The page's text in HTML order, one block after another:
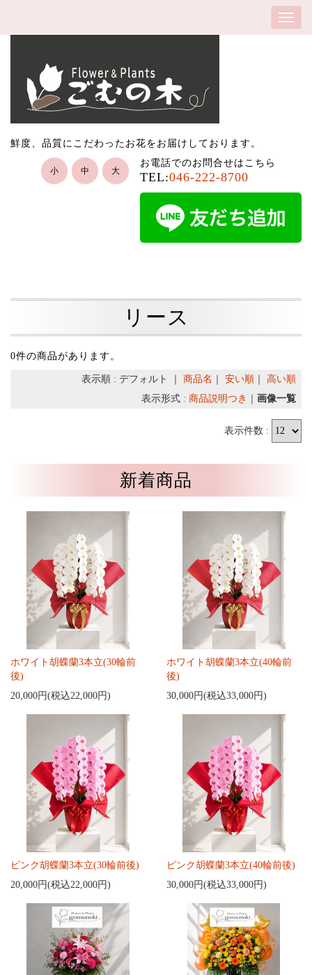
鮮度、品質にこだわったお花をお届けしております。
お電話でのお問合せはこちら
TEL:046-222-8700
小 中 大
リース
0件の商品があります。
表示順 : デフォルト ｜ 商品名 安い順
高い順
表示形式 : 商品説明つき 画像一覧
表示件数 :
新着商品
ホワイト胡蝶蘭3本立(30輪前
後)
20,000円(税込22,000円)
ホワイト胡蝶蘭3本立(40輪前
後)
30,000円(税込33,000円)
ピンク胡蝶蘭3本立(30輪前後)
20,000円(税込22,000円)
ピンク胡蝶蘭3本立(40輪前後)
30,000円(税込33,000円)